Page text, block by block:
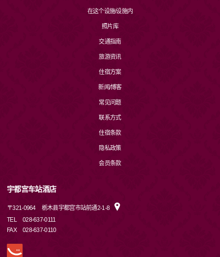
在这个设施/设施内
照片库
交通指南
旅游资讯
住宿方案
新闻/博客
常见问题
联系方式
住宿条款
隐私政策
会员条款
宇都宫车站酒店
〒321-0964
栃木县宇都宫市站前通2-1-8
TEL
028-637-0111
FAX
028-637-0110